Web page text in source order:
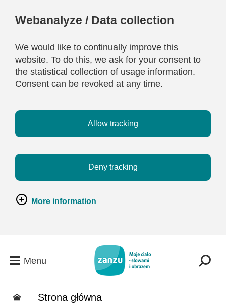
Webanalyze / Data collection
We would like to continually improve this
website. To do this, we ask for your consent to
the statistical collection of usage information.
Consent can be revoked at any time.
Allow tracking
Deny tracking
More information
Menu
Strona główna